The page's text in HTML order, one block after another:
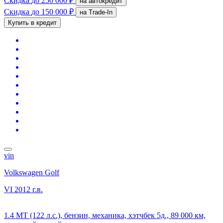
Скидка до 150 000 ₽
на Trade-In
Купить в кредит
vin
Volkswagen Golf
VI 2012 г.в.
1.4 MT (122 л.с.), бензин, механика, хэтчбек 5д., 89 000 км,